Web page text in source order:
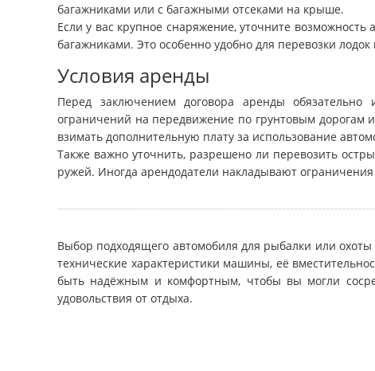
багажниками или с багажными отсеками на крыше.
Если у вас крупное снаряжение, уточните
багажниками. Это особенно удобно для перевозки
Условия аренды
Перед заключением договора аренды
ограничений на передвижение по грунтовым дорогам
взимать дополнительную плату за использование
Также важно уточнить, разрешено ли перевозить
ружей. Иногда арендодатели накладывают ограничения
Выбор подходящего автомобиля для рыбалки или
технические характеристики машины, её
быть надёжным и комфортным, чтобы вы могли
удовольствия от отдыха.